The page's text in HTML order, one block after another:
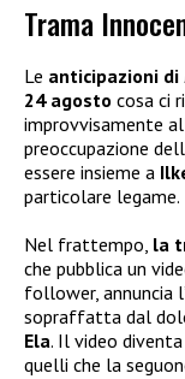
Trama
Le anticipazioni di
24 agosto cosa ci
improvvisamente
preoccupazione
essere insieme a
particolare legame.
Nel frattempo, la
che pubblica un
follower, annuncia
sopraffatta dal
Ela. Il video
quelli che la